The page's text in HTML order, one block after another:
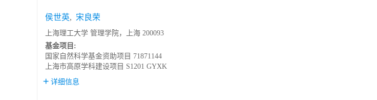
侯世英, 宋良荣
上海理工大学 管理学院，上海 200093
基金项目:
国家自然科学基金资助项目 71871144
上海市高原学科建设项目 S1201 GYXK
详细信息